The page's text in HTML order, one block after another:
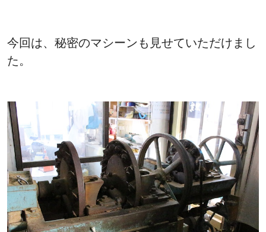
今回は、秘密のマシーンも見せていただけまし
た。